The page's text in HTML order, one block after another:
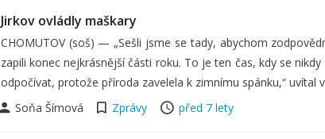
Jirkov ovládly maškary
CHOMUTOV (soš) — „Sešli jsme se tady, abychom
zapili konec nejkrásnější části roku. To je ten čas, kdy se
odpočívat, protože příroda zavelela k zimnímu spánku,“ uvítal
Soňa Šímová
Zprávy před 7 lety